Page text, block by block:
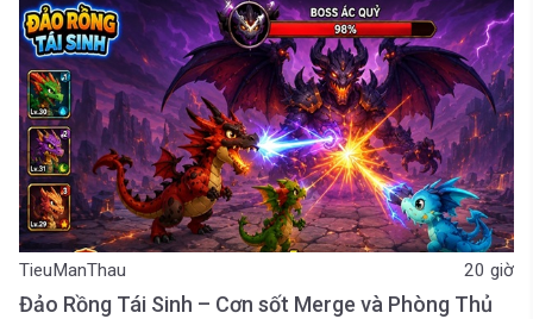
TieuManThau 20 giờ
Đảo Rồng Tái Sinh – Cơn sốt Merge và Phòng Thủ